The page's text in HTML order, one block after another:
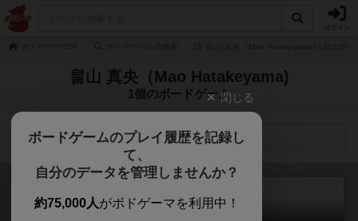
畠山 真央（Mao Hatakeyama)
1個のボードゲーム
検索メニュー
閉じる
ボードゲームのプレイ履歴を記録し
て、
自分のデータを管理しませんか？
約75,000人がボドゲーマを利用中！